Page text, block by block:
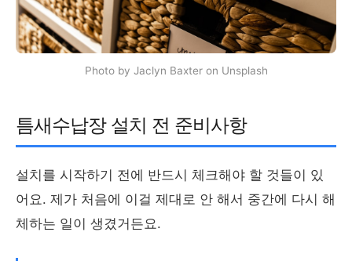
Photo by Jaclyn Baxter on Unsplash
틈새수납장 설치 전 준비사항
설치를 시작하기 전에 반드시 체크해야 할 것들이 있
어요. 제가 처음에 이걸 제대로 안 해서 중간에 다시 해
체하는 일이 생겼거든요.